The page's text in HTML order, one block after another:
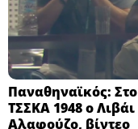
Παναθηναϊκός:
ΤΣΣΚΑ 1948 ο Λιβάι
Αλαφούζο, βίντεο